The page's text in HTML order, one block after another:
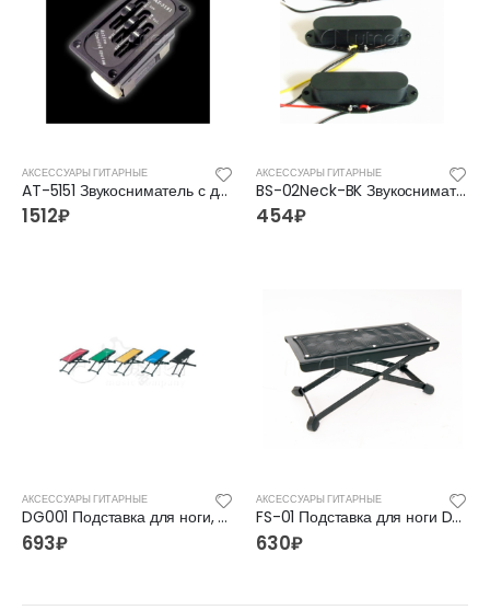
АКСЕССУАРЫ ГИТАРНЫЕ
AT-5151 Звукосниматель с двухполосным эквалайзером, врезной, Belcat
1512₽
АКСЕССУАРЫ ГИТАРНЫЕ
BS-02Neck-BK Звукосниматель магнитный, сингл, нековый, черный, Belcat
454₽
АКСЕССУАРЫ ГИТАРНЫЕ
DG001 Подставка для ноги, Soundking
693₽
АКСЕССУАРЫ ГИТАРНЫЕ
FS-01 Подставка для ноги DADI
630₽
5400₽ 4500₽
6300₽ 5400₽
5400₽ 4500
6300